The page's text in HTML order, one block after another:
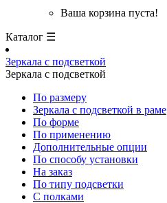
Ваша корзина пуста!
Каталог ☰
Зеркала с подсветкой
Зеркала с подсветкой
По размеру
Зеркала с подсветкой в раме
По форме
По применению
Дополнительные опции
По способу установки
На заказ
По типу подсветки
С полками